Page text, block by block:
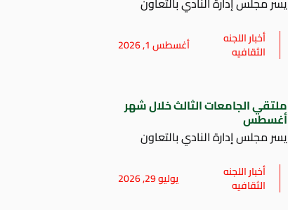
أخبار اللجنه
الثقافيه أغسطس 1, 2026
ملتقي الجامعات الثالث خلال شهر
أغسطس
يسر مجلس إدارة النادي بالتعاون
أخبار اللجنه
الثقافيه يوليو 29, 2026